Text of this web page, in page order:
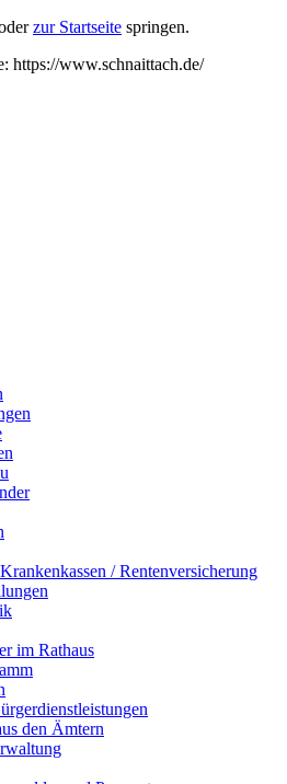
zur Startseite springen.
https://www.schnaittach.de/
/ Rentenversicherung
im Rathaus
den Ämtern